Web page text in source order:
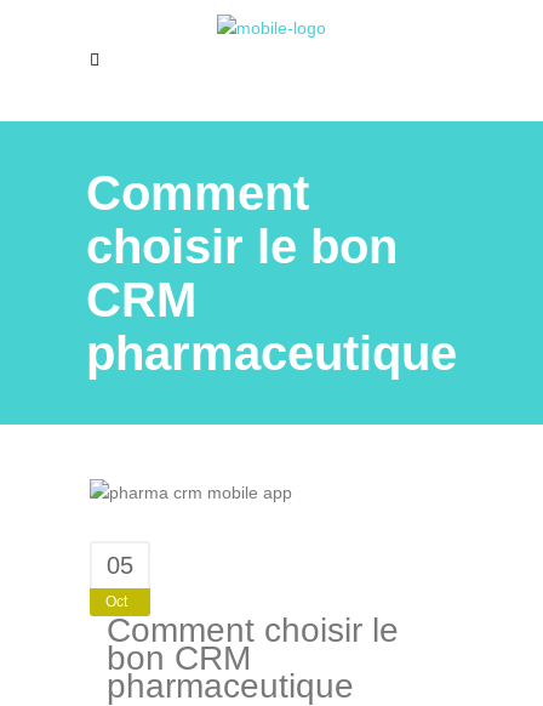
Comment
choisir le bon
CRM
pharmaceutique
05
Oct
Comment choisir le
bon CRM
pharmaceutique